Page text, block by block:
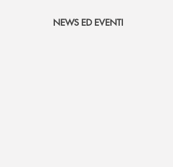
NEWS ED EVENTI